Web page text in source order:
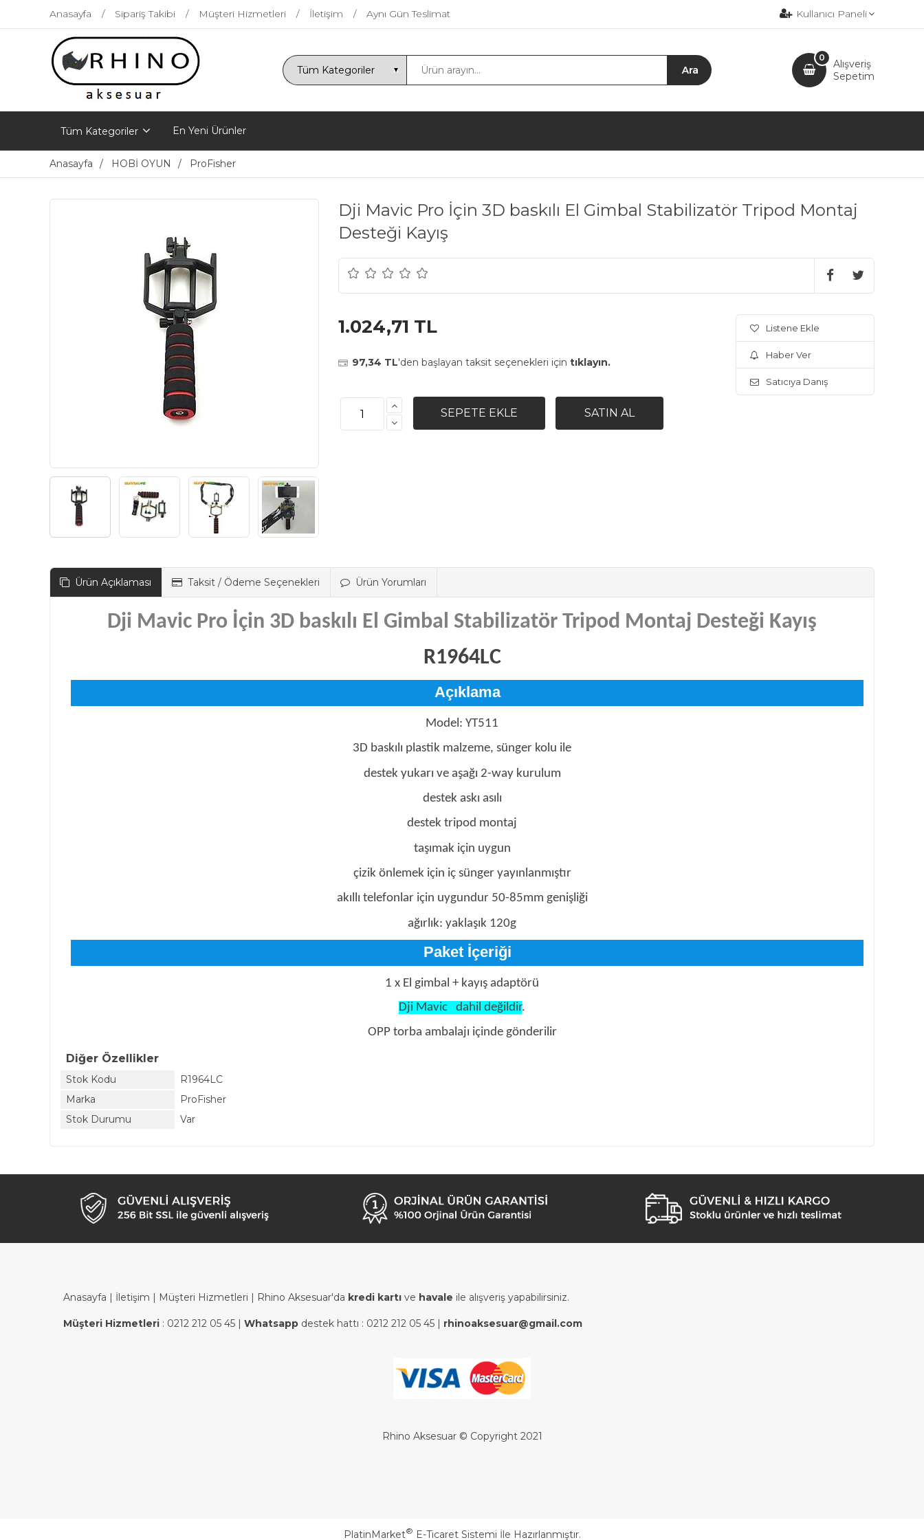
Anasayfa Sipariş Takibi Müşteri Hizmetleri İletişim Aynı Gün Teslimat Kullanıcı Paneli
Alışveriş
Sepetim
0
Tüm Kategoriler En Yeni Ürünler
Anasayfa HOBİ OYUN ProFisher
Dji Mavic Pro İçin 3D baskılı El Gimbal Stabilizatör Tripod Montaj
Desteği Kayış
1.024,71 TL
97,34 TL'den başlayan taksit seçenekleri için tıklayın.
Listene Ekle
Haber Ver
Satıcıya Danış
Ürün Açıklaması Taksit / Ödeme Seçenekleri Ürün Yorumları
Dji Mavic Pro İçin 3D baskılı El Gimbal Stabilizatör Tripod Montaj Desteği Kayış
R1964LC
Açıklama
Model: YT511
3D baskılı plastik malzeme, sünger kolu ile
destek yukarı ve aşağı 2-way kurulum
destek askı asılı
destek tripod montaj
taşımak için uygun
çizik önlemek için iç sünger yayınlanmıştır
akıllı telefonlar için uygundur 50-85mm genişliği
ağırlık: yaklaşık 120g
Paket İçeriği
1 x El gimbal + kayış adaptörü
Dji Mavic
dahil değildir.
OPP torba ambalajı içinde gönderilir
Diğer Özellikler
Stok Kodu
R1964LC
Marka
ProFisher
Stok Durumu
Var
Anasayfa | İletişim | Müşteri Hizmetleri | Rhino Aksesuar'da kredi kartı ve havale ile alışveriş yapabilirsiniz.
Müşteri Hizmetleri : 0212 212 05 45 | Whatsapp destek hattı : 0212 212 05 45 | rhinoaksesuar@gmail.com
Rhino Aksesuar © Copyright 2021
PlatinMarket® E-Ticaret Sistemi İle Hazırlanmıştır.